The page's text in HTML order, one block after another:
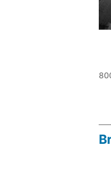
Full